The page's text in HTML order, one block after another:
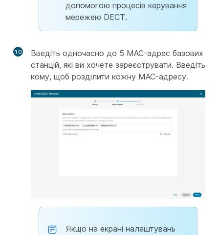
допомогою процесів керування
мережею DECT.
10
Введіть одночасно до 5 MAC-адрес базових
станцій, які ви хочете зареєструвати. Введіть
кому, щоб розділити кожну MAC-адресу.
Якщо на екрані налаштувань